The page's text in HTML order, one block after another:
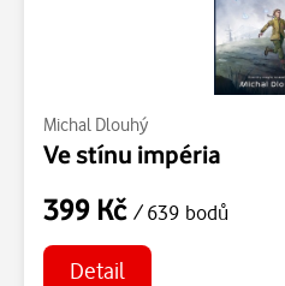
Michal Dlouhý
Ve stínu impéria
399 Kč / 639 bodů
Detail